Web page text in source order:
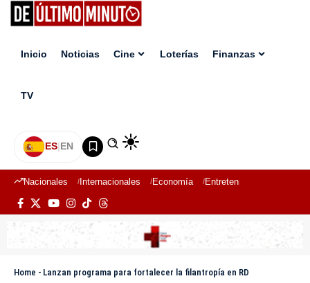
Inicio Noticias Cine Loterías Finanzas
TV
ES|EN
Nacionales Internacionales Economía Entretenimiento
Home - Lanzan programa para fortalecer la filantropía en RD